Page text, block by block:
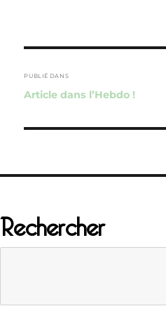
de
l’article
PUBLIÉ DANS
Article dans l’Hebdo !
Rechercher